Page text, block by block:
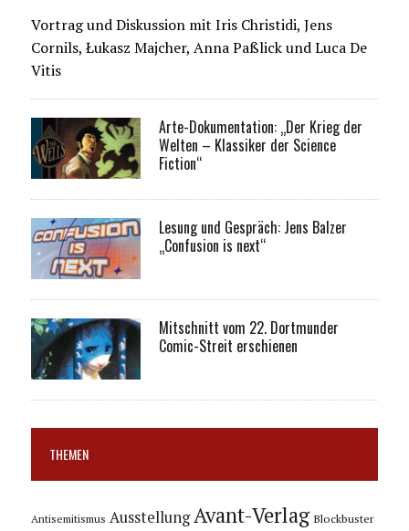
Vortrag und Diskussion mit Iris Christidi, Jens
Cornils, Łukasz Majcher, Anna Paßlick und Luca De
Vitis
Arte-Dokumentation: „Der Krieg der
Welten – Klassiker der Science
Fiction“
Lesung und Gespräch: Jens Balzer
„Confusion is next“
Mitschnitt vom 22. Dortmunder
Comic-Streit erschienen
THEMEN
Antisemitismus Ausstellung Avant-Verlag Blockbuster